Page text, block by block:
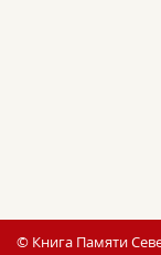
© Книга Памяти